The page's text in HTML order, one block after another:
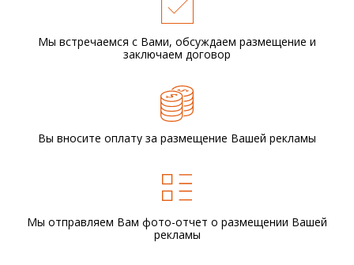
Мы встречаемся с Вами, обсуждаем размещение и
заключаем договор
Вы вносите оплату за размещение Вашей рекламы
Мы отправляем Вам фото-отчет о размещении Вашей
рекламы